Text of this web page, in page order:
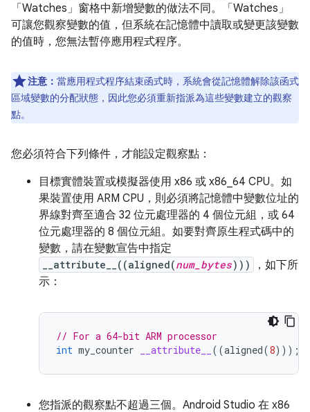
「Watches」窗格中新增變數的做法不同。「Watches」
可讓您觀察變數的值，但系統在記憶體中讀取或變更該變數
的值時，您無法暫停應用程式程序。
注意： 當應用程式程序結束函式時，系統會從記憶體解除該函式
區域變數的分配狀態，因此您必須重新指派為這些變數建立的觀察
點。
您必須符合下列條件，才能設定觀察點：
目標實體裝置或模擬器使用 x86 或 x86_64 CPU。如
果裝置使用 ARM CPU，則必須將記憶體中變數位址的
界線對齊至適合 32 位元處理器的 4 個位元組，或 64
位元處理器的 8 個位元組。如要對齊原生程式碼中的
變數，請在變數宣告中指定
__attribute__((aligned(num_bytes)))
，如下所
示：
// For a 64-bit ARM processor
int my_counter __attribute__ ((aligned(8)));
您指派的觀察點不超過三個。Android Studio 在 x86